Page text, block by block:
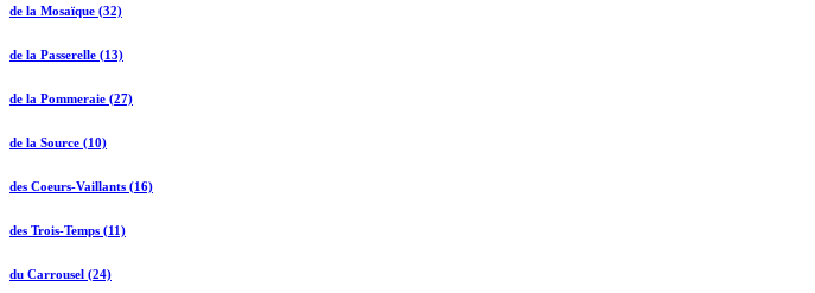
de la Mosaïque (32)
de la Passerelle (13)
de la Pommeraie (27)
de la Source (10)
des Coeurs-Vaillants (16)
des Trois-Temps (11)
du Carrousel (24)